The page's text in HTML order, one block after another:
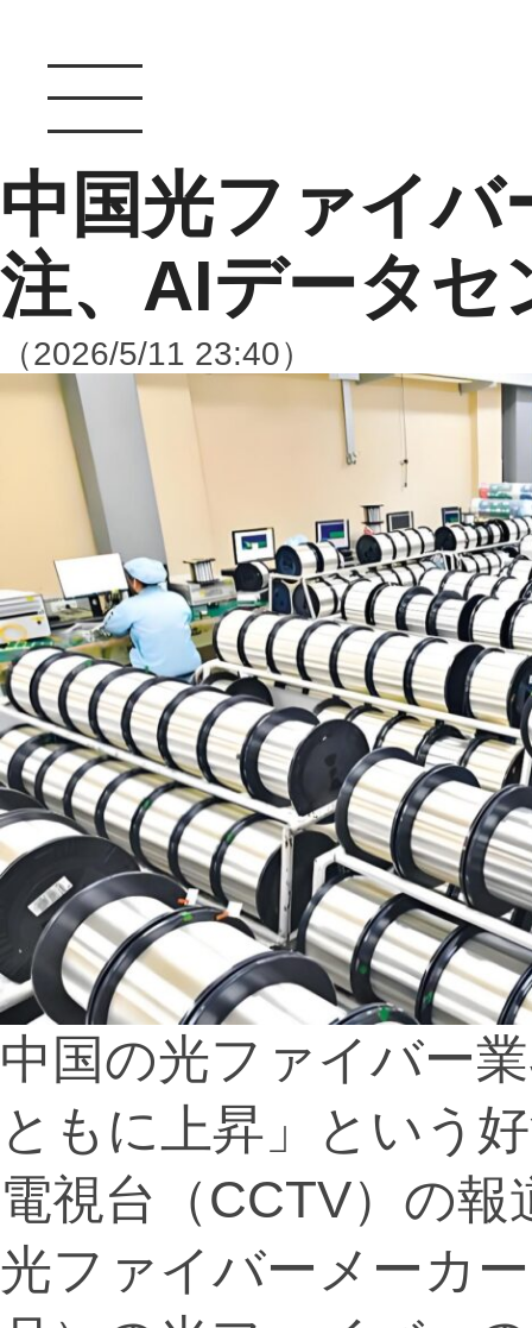
中国光ファイバ
注、AIデータセ
（2026/5/11 23:40）
中国の光ファイバー
ともに上昇」という
電視台（CCTV）の
光ファイバーメーカ